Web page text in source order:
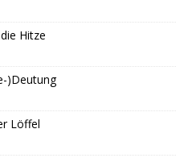
Hitze
)Deutung
Löffel